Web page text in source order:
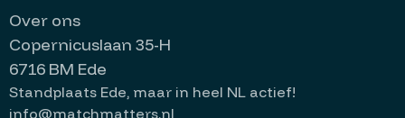
Over ons
Copernicuslaan 35-H
6716 BM Ede
Standplaats Ede, maar in heel NL actief!
info@matchmatters.nl